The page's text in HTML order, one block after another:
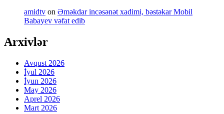
amidtv on Əməkdar incəsənət xadimi, bəstəkar Mobil
Babayev vəfat edib
Arxivlər
Avqust 2026
İyul 2026
İyun 2026
May 2026
Aprel 2026
Mart 2026